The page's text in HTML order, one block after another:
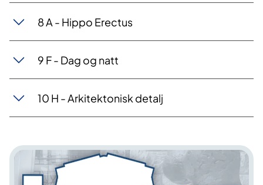
8 A - Hippo Erectus
9 F - Dag og natt
10 H - Arkitektonisk detalj